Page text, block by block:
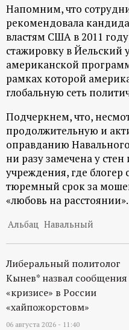
Напомним, что
рекомендовала
властям США в 2011
стажировку в Йельский
американской
рамках которой
глобальную сеть
Подчеркнем, что,
продолжительную и
оправданию
ни разу замечена у
учреждения, где блогер
тюремный срок за
«любовь на расстоянии».
Альбац Навальный
Либеральный политолог
Кынев* назвал сообщения
«кризисе» в России
«хайпожорстовм»
06 августа 2026 - 11:40